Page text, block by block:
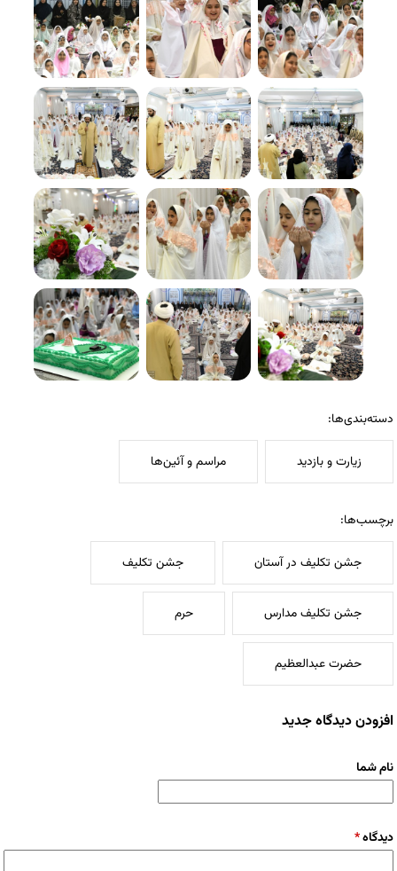
دسته‌بندی‌ها:
زیارت و بازدید مراسم و آئین‌ها
برچسب‌ها:
جشن تکلیف در آستان جشن تکلیف
جشن تکلیف مدارس حرم
حضرت عبدالعظیم
افزودن دیدگاه جدید
نام شما
دیدگاه*